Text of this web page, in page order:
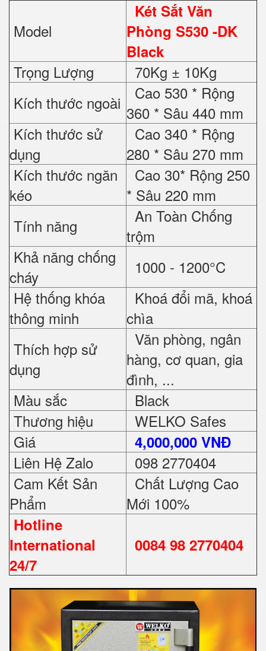
Model
Két Sắt Văn
Phòng S530 -DK
Black
Trọng Lượng
70Kg ± 10Kg
Kích thước ngoài
Cao 530 * Rộng
360 * Sâu 440 mm
Kích thước sử
dụng
Cao 340 * Rộng
280 * Sâu 270 mm
Kích thước ngăn
kéo
Cao 30* Rộng 250
* Sâu 220 mm
Tính năng
An Toàn Chống
trộm
Khả năng chống
cháy
1000 - 1200°C
Hệ thống khóa
thông minh
Khoá đổi mã, khoá
chìa
Thích hợp sử
dụng
Văn phòng, ngân
hàng, cơ quan, gia
đình, ...
Màu sắc
Black
Thương hiệu
WELKO Safes
Giá
4,000,000 VNĐ
Liên Hệ Zalo
098 2770404
Cam Kết Sản
Phẩm
Chất Lượng Cao
Mới 100%
Hotline
International
24/7
0084 98 2770404